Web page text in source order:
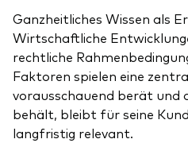
Ganzheitliches Wissen als
Wirtschaftliche
rechtliche
Faktoren spielen eine
vorausschauend berät und
behält, bleibt für seine
langfristig relevant.